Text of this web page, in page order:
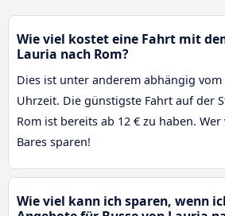
Wie viel kostet eine Fahrt mit
Lauria nach Rom?
Dies ist unter anderem abhängig
Uhrzeit. Die günstigste Fahrt auf der
Rom ist bereits ab 12 € zu haben.
Bares sparen!
Wie viel kann ich sparen, wenn